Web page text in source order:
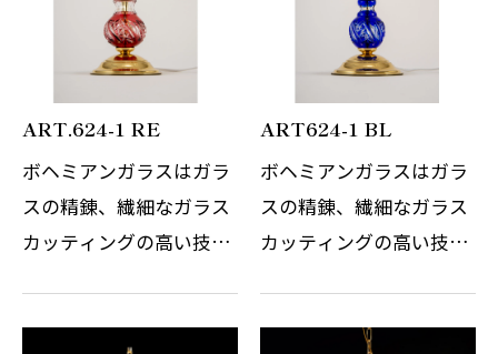
デザインさ…
ART.624-1 RE
ボヘミアンガラスはガラ
スの精錬、繊細なガラス
カッティングの高い技術
了し続けているチェコの
ART624-1 BL
ボヘミアンガラスはガラ
スの精錬、繊細なガラス
カッティングの高い技術
了し続けているチェコの